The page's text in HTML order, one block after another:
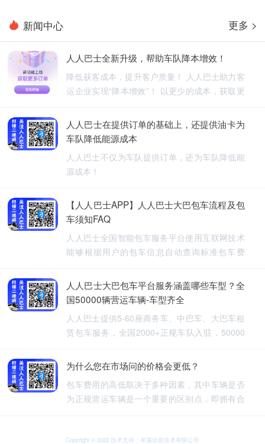
人人巴士五一放假通知-杭州包车网
人人巴士春节放假通知-杭州包车网
新闻中心 更多 >
人人巴士全新升级，帮助车队降本增效！
降低获客成本，提升客户质量！ 人人巴士助力客
运企业实现“降本增效”！ 以更少的成本，获取更
人人巴士在提供订单的基础上，还提供油卡为
车队降低能源成本
人人巴士不仅为车队提供订单，还为车队降低能
源成本！
【人人巴士APP】人人巴士大巴包车流程及包
车须知FAQ
人人巴士全国智能包车服务平台使用互联网技术
能够根据用户的包车信息自动查询标准包车费
车、长期包车、接送飞机、厂班车、校车、婚庆
租车等包车带司机服务。
人人巴士大巴包车平台服务涵盖哪些车型？全
国50000辆营运车辆-车型齐全
人人巴士提供5-60座商务车、中巴车、大巴车租
赁包车服务，全国2000+正规车队入驻，50000
行更安全
为什么您在市场问的价格会更低？
包车费用的高低取决于多种因素，其中车辆是否
为正规营运车辆是一个重要的区别点，即拥有合
可能会提供较低的包车费用，因为它们不需要承
Copyright © 2022 技术支持：牟溪信息技术有限公司